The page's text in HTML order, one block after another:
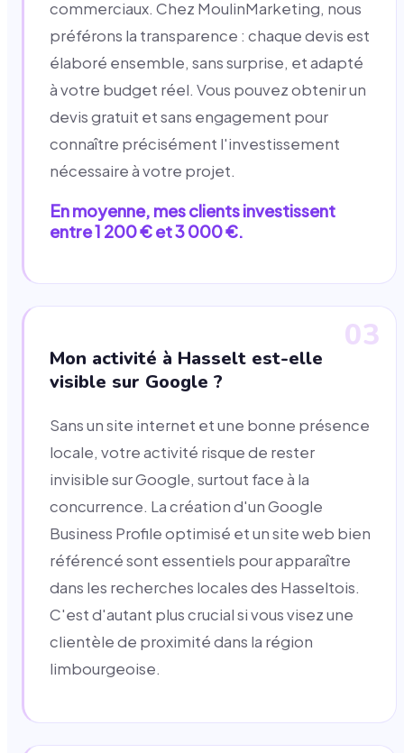
commerciaux. Chez MoulinMarketing, nous
préférons la transparence : chaque devis est
élaboré ensemble, sans surprise, et adapté
à votre budget réel. Vous pouvez obtenir un
devis gratuit et sans engagement pour
connaître précisément l'investissement
nécessaire à votre projet.
En moyenne, mes clients investissent
entre 1 200 € et 3 000 €.
03
Mon activité à Hasselt est-elle
visible sur Google ?
Sans un site internet et une bonne présence
locale, votre activité risque de rester
invisible sur Google, surtout face à la
concurrence. La création d'un Google
Business Profile optimisé et un site web bien
référencé sont essentiels pour apparaître
dans les recherches locales des Hasseltois.
C'est d'autant plus crucial si vous visez une
clientèle de proximité dans la région
limbourgeoise.